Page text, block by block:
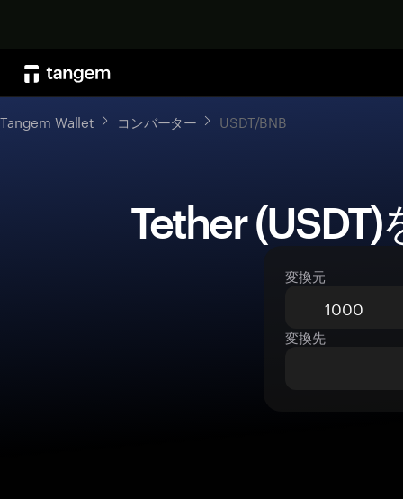
Tangem Wallet コンバーター USDT/BNB
Tether
変換元
変換先